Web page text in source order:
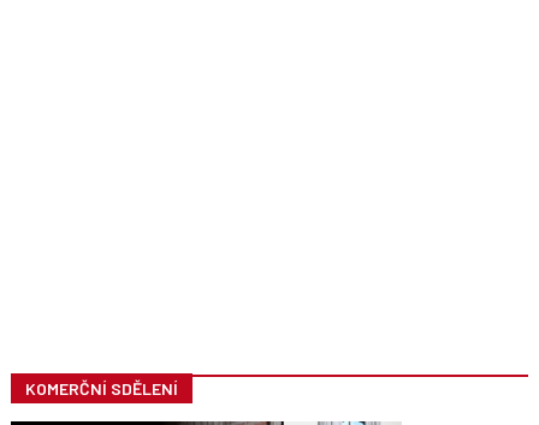
KOMERČNÍ SDĚLENÍ